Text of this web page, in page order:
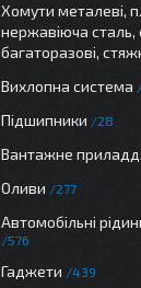
Хомути металеві,
нержавіюча
багаторазові,
Вихлопна система
Підшипники 28
Вантажне
Оливи 277
Автомобільні
576
Гаджети 439